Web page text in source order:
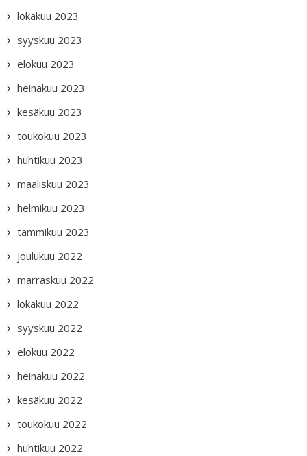
lokakuu 2023
syyskuu 2023
elokuu 2023
heinäkuu 2023
kesäkuu 2023
toukokuu 2023
huhtikuu 2023
maaliskuu 2023
helmikuu 2023
tammikuu 2023
joulukuu 2022
marraskuu 2022
lokakuu 2022
syyskuu 2022
elokuu 2022
heinäkuu 2022
kesäkuu 2022
toukokuu 2022
huhtikuu 2022